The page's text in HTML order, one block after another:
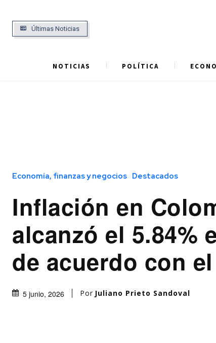
Últimas Noticias
NOTICIAS POLÍTICA
Economía, finanzas y negocios Destacados
Inflación en
alcanzó el 5.84%
de acuerdo con el
5 junio, 2026 Por Juliano Prieto Sandoval